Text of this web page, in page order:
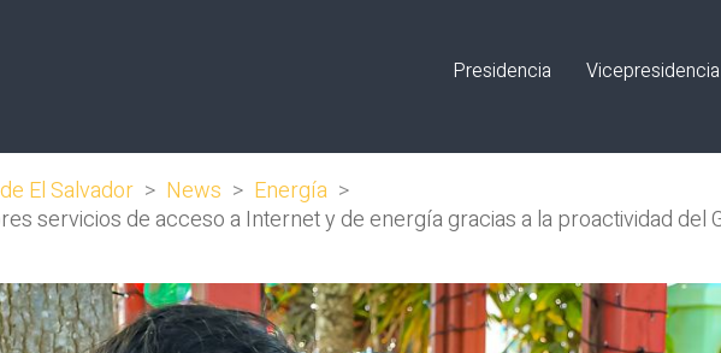
Presidencia Vicepresidencia
El Salvador > News > Energía >
servicios de acceso a Internet y de energía gracias a la proactividad del